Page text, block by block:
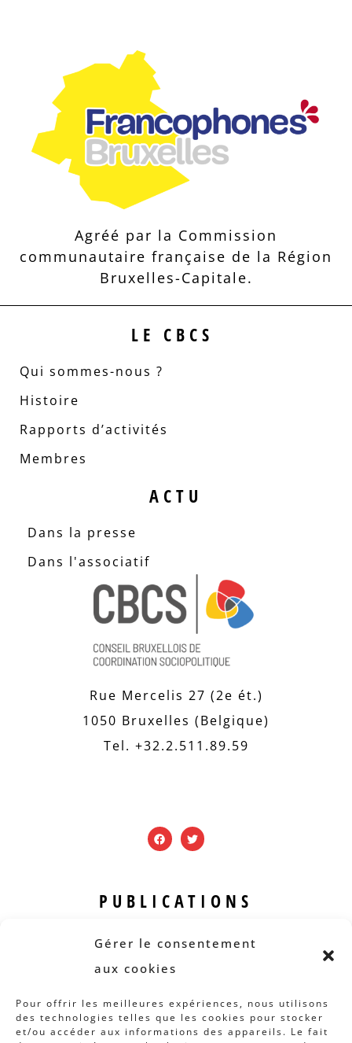
Gérer le consentement
aux cookies
Pour offrir les meilleures expériences, nous utilisons
des technologies telles que les cookies pour stocker
et/ou accéder aux informations des appareils. Le fait
Agréé par la Commission
communautaire française de la Région
Bruxelles-Capitale.
LE CBCS
Qui sommes-nous ?
Histoire
Rapports d’activités
Membres
ACTU
Dans la presse
Dans l'associatif
Rue Mercelis 27 (2e ét.)
1050 Bruxelles (Belgique)
Tel. +32.2.511.89.59
PUBLICATIONS
Revue B.I.S.
Rapports et analyses
Articles
AUTRES INFOS